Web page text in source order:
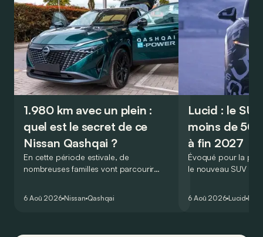
1.980 km avec un plein :
quel est le secret de ce
Nissan Qashqai ?
En cette période estivale, de
nombreuses familles vont parcourir
Qashqai e-Power, il serait possible de
6 Aoû 2026 Nissan Qashqai
Lucid : le
moins de
à fin 2027
Évoqué pour la
le nouveau SUV
l’année 2026.
6 Aoû 2026 Lucid